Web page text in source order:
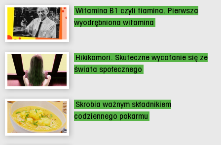
Witamina B1 czyli tiamina. Pierwsza
wyodrębniona witamina
Hikikomori. Skuteczne wycofanie się ze
świata społecznego
Skrobia ważnym składnikiem
codziennego pokarmu